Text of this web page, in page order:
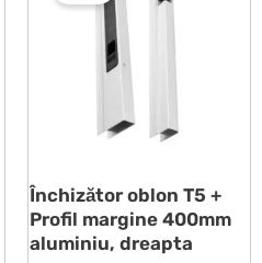
Închizător oblon T5 +
Profil margine 400mm
aluminiu, dreapta